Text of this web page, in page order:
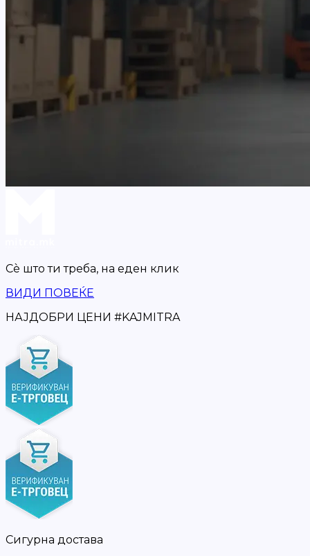
Сè што ти треба, на еден клик
ВИДИ ПОВЕЌЕ
НАЈДОБРИ ЦЕНИ #KAJMITRA
Сигурна достава